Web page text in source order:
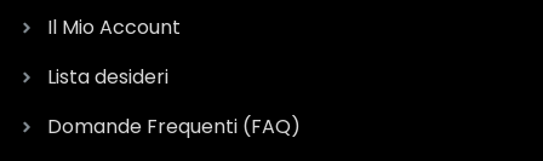
Il Mio Account
Lista desideri
Domande Frequenti (FAQ)